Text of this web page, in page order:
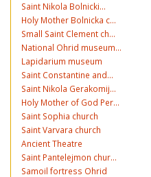
Saint Nikola Bolnicki...
Holy Mother Bolnicka c...
Small Saint Clement ch...
National Ohrid museum...
Lapidarium museum
Saint Constantine and...
Saint Nikola Gerakomij...
Holy Mother of God Per...
Saint Sophia church
Saint Varvara church
Ancient Theatre
Saint Pantelejmon chur...
Samoil fortress Ohrid